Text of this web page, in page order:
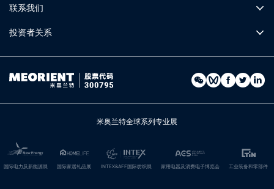
联系我们
投资者关系
米奥兰特全球系列专业展
国际电力及新能源展 国际家居礼品展 INTEX&AFF国际纺织展 家用电器及消费电子博览会 工业装备和零部件